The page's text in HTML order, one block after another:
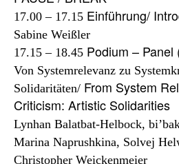
17.00 – 17.15
Sabine Weißler
17.15 – 18.45
Von Systemrelevanz zu
Solidaritäten/ From System
Lynhan Balatbat-Helbock,
Marina Naprushkina, Solvej
Christopher Weickenmeier